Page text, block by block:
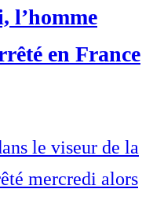
l’homme
en France
le viseur de la
mercredi alors